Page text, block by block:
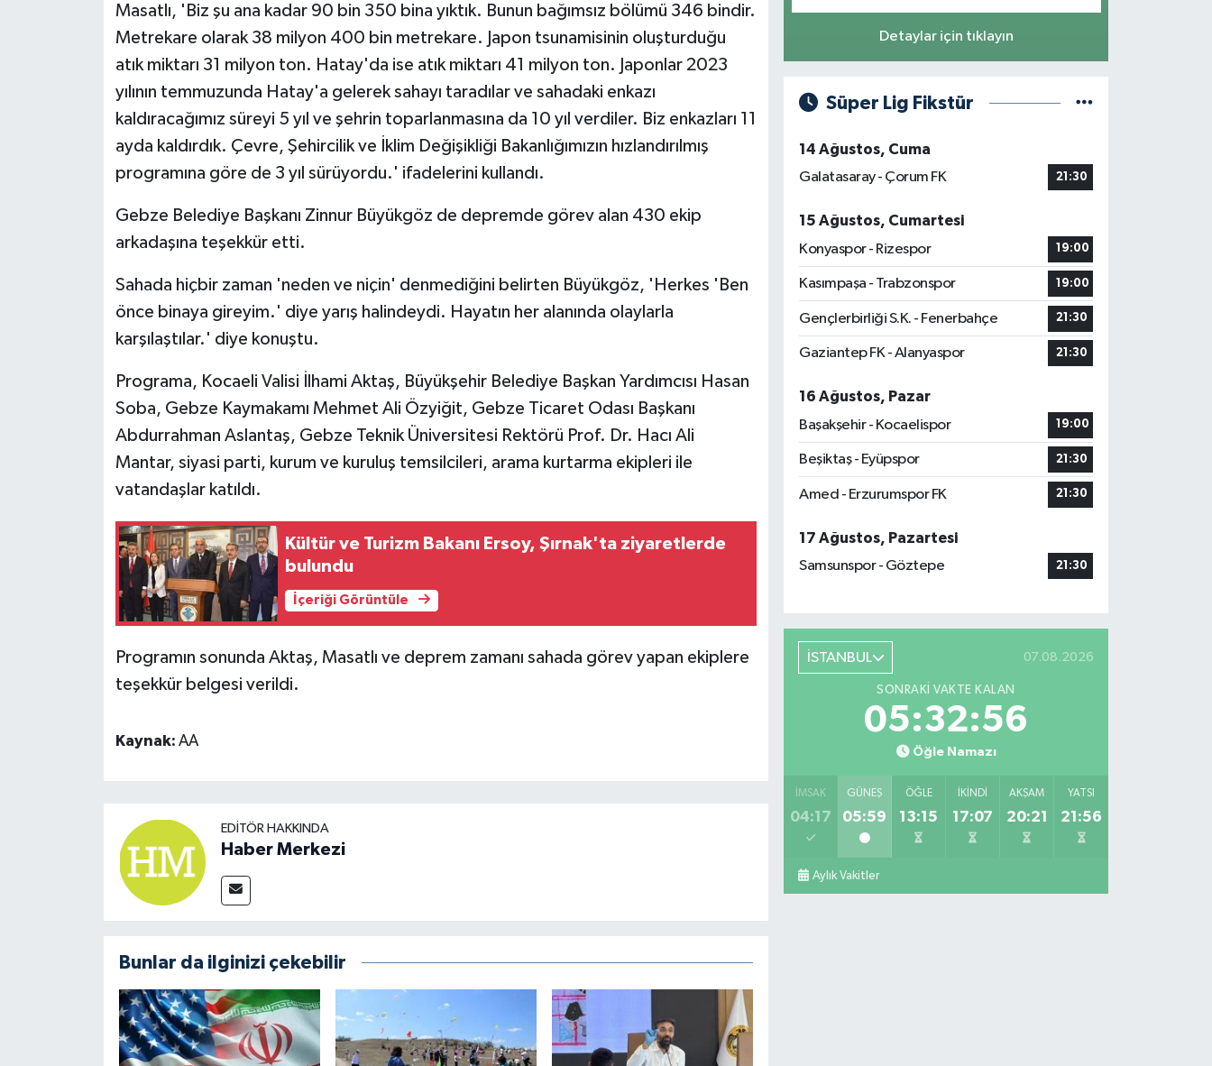
Masatlı, 'Biz şu ana kadar 90 bin 350 bina yıktık. Bunun bağımsız bölümü 346 bindir.
Metrekare olarak 38 milyon 400 bin metrekare. Japon tsunamisinin oluşturduğu
atık miktarı 31 milyon ton. Hatay'da ise atık miktarı 41 milyon ton. Japonlar 2023
yılının temmuzunda Hatay'a gelerek sahayı taradılar ve sahadaki enkazı
kaldıracağımız süreyi 5 yıl ve şehrin toparlanmasına da 10 yıl verdiler. Biz enkazları 11
ayda kaldırdık. Çevre, Şehircilik ve İklim Değişikliği Bakanlığımızın hızlandırılmış
programına göre de 3 yıl sürüyordu.' ifadelerini kullandı.
Gebze Belediye Başkanı Zinnur Büyükgöz de depremde görev alan 430 ekip
arkadaşına teşekkür etti.
Sahada hiçbir zaman 'neden ve niçin' denmediğini belirten Büyükgöz, 'Herkes 'Ben
önce binaya gireyim.' diye yarış halindeydi. Hayatın her alanında olaylarla
karşılaştılar.' diye konuştu.
Programa, Kocaeli Valisi İlhami Aktaş, Büyükşehir Belediye Başkan Yardımcısı Hasan
Soba, Gebze Kaymakamı Mehmet Ali Özyiğit, Gebze Ticaret Odası Başkanı
Abdurrahman Aslantaş, Gebze Teknik Üniversitesi Rektörü Prof. Dr. Hacı Ali
Mantar, siyasi parti, kurum ve kuruluş temsilcileri, arama kurtarma ekipleri ile
vatandaşlar katıldı.
Kültür ve Turizm Bakanı Ersoy, Şırnak'ta ziyaretlerde
bulundu
İçeriği Görüntüle
Programın sonunda Aktaş, Masatlı ve deprem zamanı sahada görev yapan ekiplere
teşekkür belgesi verildi.
Kaynak: AA
EDITÖR HAKKINDA
Haber Merkezi
Bunlar da ilginizi çekebilir
Detaylar için tıklayın
Süper Lig Fikstür
14 Ağustos, Cuma
Galatasaray - Çorum FK
21:30
15 Ağustos, Cumartesi
Konyaspor - Rizespor
19:00
Kasımpaşa - Trabzonspor 19:00
Gençlerbirliği S.K. - Fenerbahçe 21:30
Gaziantep FK - Alanyaspor 21:30
16 Ağustos, Pazar
Başakşehir - Kocaelispor
19:00
Beşiktaş - Eyüpspor 21:30
Amed - Erzurumspor FK 21:30
17 Ağustos, Pazartesi
Samsunspor - Göztepe
21:30
İSTANBUL 07.08.2026
SONRAKI VAKTE KALAN
05:32:55
Öğle Namazı
İMSAK
04:17
GÜNEŞ
05:59
ÖĞLE
13:15
İKINDI
17:07
AKŞAM
20:21
YATSI
21:56
Aylık Vakitler